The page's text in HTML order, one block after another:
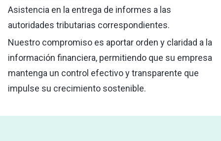
Asistencia en la entrega de informes a las
autoridades tributarias correspondientes.
Nuestro compromiso es aportar orden y claridad a la
información financiera, permitiendo que su empresa
mantenga un control efectivo y transparente que
impulse su crecimiento sostenible.